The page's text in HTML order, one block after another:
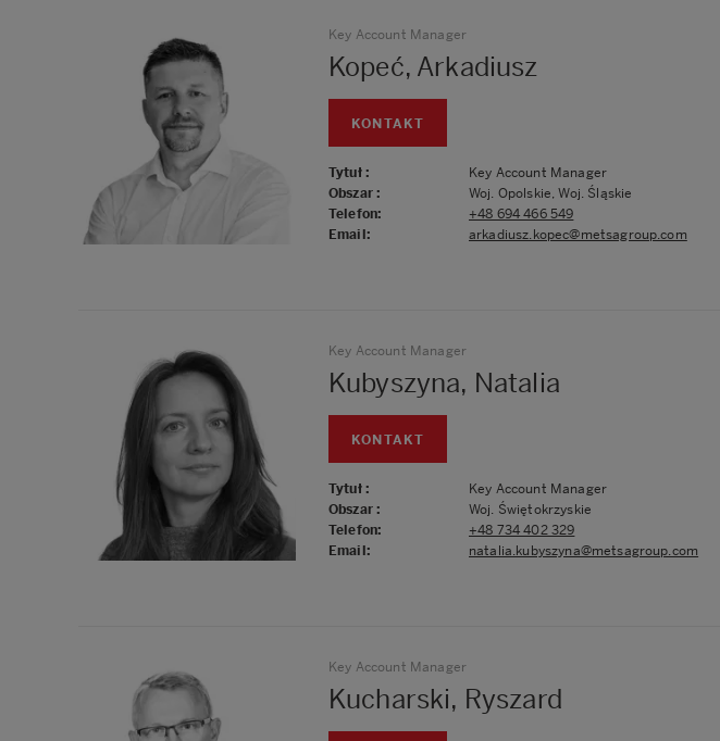
Key Account Manager
Kopeć, Arkadiusz
KONTAKT
Tytuł :
Key Account Manager
Obszar:
Woj. Opolskie, Woj. Śląskie
Telefon:
+48 694 466 549
Email: arkadiusz.kopec@metsagroup.com
Key Account Manager
Kubyszyna, Natalia
KONTAKT
Tytuł :
Key Account Manager
Obszar:
Woj. Świętokrzyskie
Telefon:
+48 734 402 329
Email: natalia.kubyszyna@metsagroup.com
Key Account Manager
Kucharski, Ryszard